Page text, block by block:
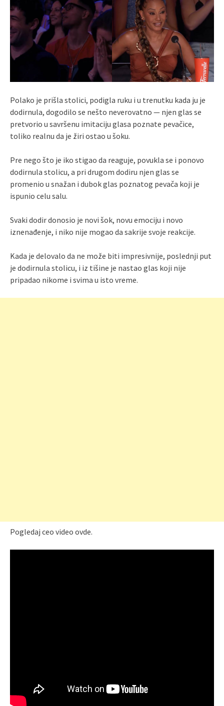
Polako je prišla stolici, podigla ruku i u trenutku kada ju je
dodirnula, dogodilo se nešto neverovatno — njen glas se
pretvorio u savršenu imitaciju glasa poznate pevačice,
toliko realnu da je žiri ostao u šoku.
Pre nego što je iko stigao da reaguje, povukla se i ponovo
dodirnula stolicu, a pri drugom dodiru njen glas se
promenio u snažan i dubok glas poznatog pevača koji je
ispunio celu salu.
Svaki dodir donosio je novi šok, novu emociju i novo
iznenađenje, i niko nije mogao da sakrije svoje reakcije.
Kada je delovalo da ne može biti impresivnije, poslednji put
je dodirnula stolicu, i iz tišine je nastao glas koji nije
pripadao nikome i svima u isto vreme.
Pogledaj ceo video ovde.